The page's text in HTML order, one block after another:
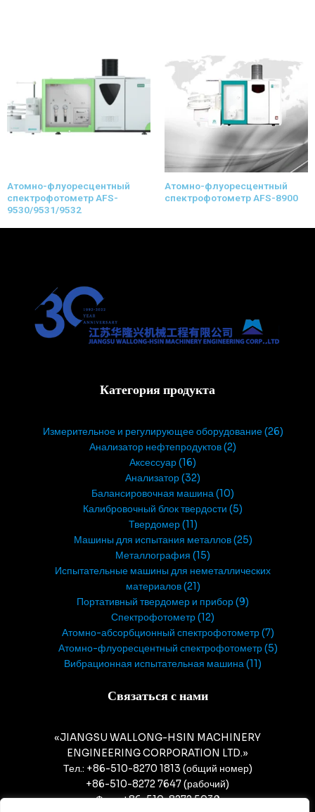
Атомно-флуоресцентный
спектрофотометр AFS-
9530/9531/9532
Атомно-флуоресцентный
спектрофотометр AFS-8900
Категория продукта
Измерительное и регулирующее оборудование 26
Анализатор нефтепродуктов 2
Аксессуар 16
Анализатор 32
Балансировочная машина 10
Калибровочный блок твердости 5
Твердомер 11
Машины для испытания металлов 25
Металлография 15
Испытательные машины для неметаллических
материалов 21
Портативный твердомер и прибор 9
Спектрофотометр 12
Атомно-абсорбционный спектрофотометр 7
Атомно-флуоресцентный спектрофотометр 5
Вибрационная испытательная машина 11
Связаться с нами
«JIANGSU WALLONG-HSIN MACHINERY
ENGINEERING CORPORATION LTD.»
Тел.: +86-510-8270 1813 (общий номер)
+86-510-8272 7647 (рабочий)
Факс: +86-510-8272 5039